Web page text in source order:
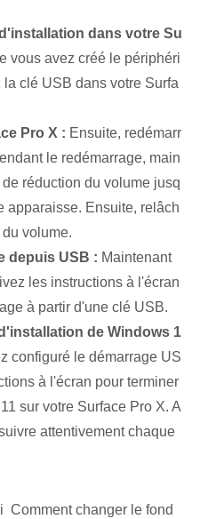
dans votre Su
vous avez créé le périphéri
clé USB dans votre Surfa
Pro X : Ensuite, redémarr
le redémarrage, main
réduction du volume jusq
apparaisse. Ensuite, relâch
volume.
depuis USB : Maintenant
les instructions à l'écran
à partir d'une clé USB.
de Windows 1
configuré le démarrage US
à l'écran pour terminer
sur votre Surface Pro X. A
attentivement chaque
Comment changer le fond